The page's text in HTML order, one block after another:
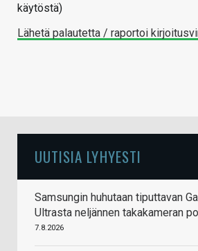
käytöstä)
Lähetä palautetta / raportoi
UUTISIA LYHYESTI
Samsungin huhutaan tiputtavan
Ultrasta neljännen takakameran
7.8.2026